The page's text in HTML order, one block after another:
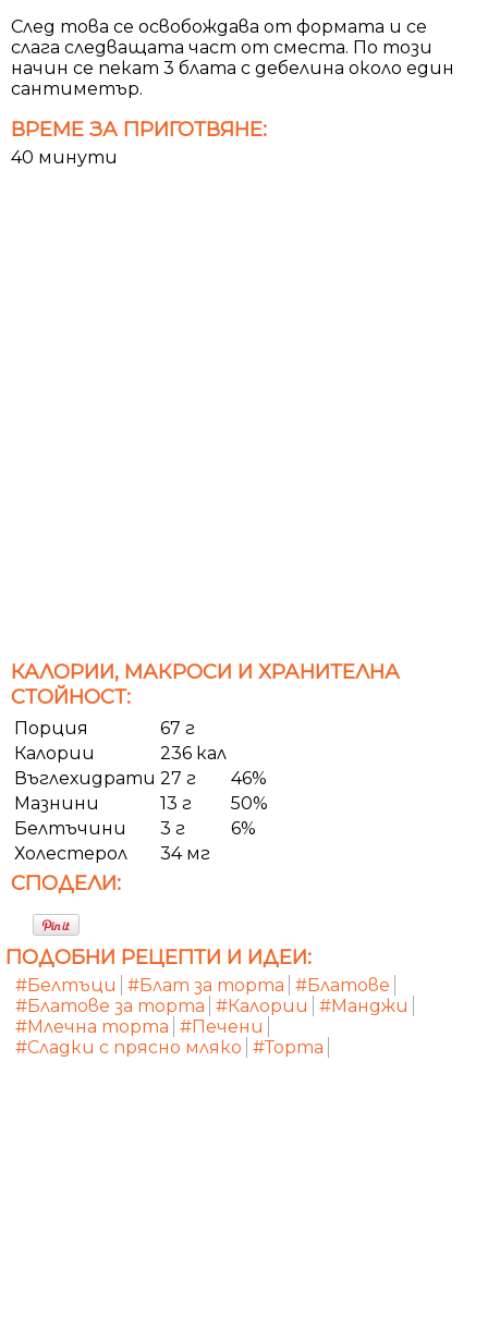
След това се освобождава от формата и се
слага следващата част от сместа. По този
начин се пекат 3 блата с дебелина около един
сантиметър.
ВРЕМЕ ЗА ПРИГОТВЯНЕ:
40 минути
КАЛОРИИ, МАКРОСИ И ХРАНИТЕЛНА
СТОЙНОСТ:
Порция
67 г
Калории
236 кал
Въглехидрати 27 г
46%
Мазнини
13 г
50%
Белтъчини
3 г
6%
Холестерол
34 мг
СПОДЕЛИ:
ПОДОБНИ РЕЦЕПТИ И ИДЕИ:
#Белтъци #Блат за торта #Блатове
#Блатове за торта #Калории
#Манджи
#Млечна торта #Печени
#Сладки с прясно мляко #Торта